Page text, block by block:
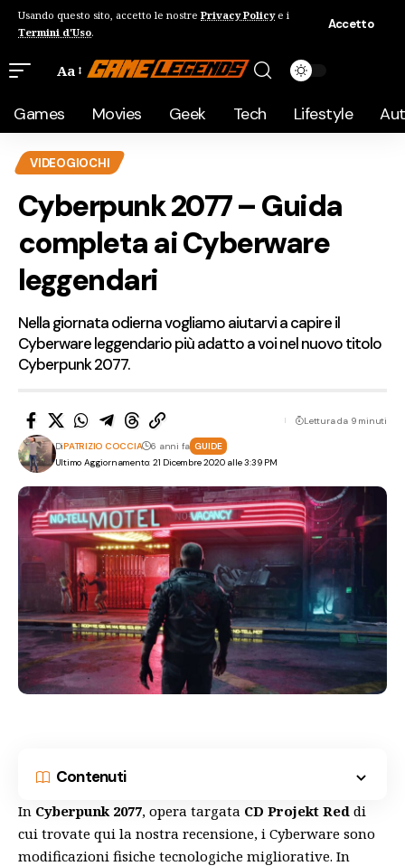
Usando questo sito, accetto le nostre Privacy Policye i
Termini d'Uso.
Accetto
Aa
Games Movies Geek Tech Lifestyle
VIDEOGIOCHI
Cyberpunk 2077 – Guida
completa ai Cyberware
leggendari
Nella giornata odierna vogliamo aiutarvi a capire il
Cyberware leggendario più adatto a voi nel nuovo titolo
Cyberpunk 2077.
Ultimo Aggiornamento: 21 Dicembre 2020 alle 3:39 PM
DiPATRIZIO COCCIA 6 anni fa GUIDE
Lettura da 9 minuti
Contenuti
In Cyberpunk 2077, opera targata CD Projekt Red di
cui trovate qui la nostra recensione, i Cyberware sono
modificazioni fisiche tecnologiche migliorative. In